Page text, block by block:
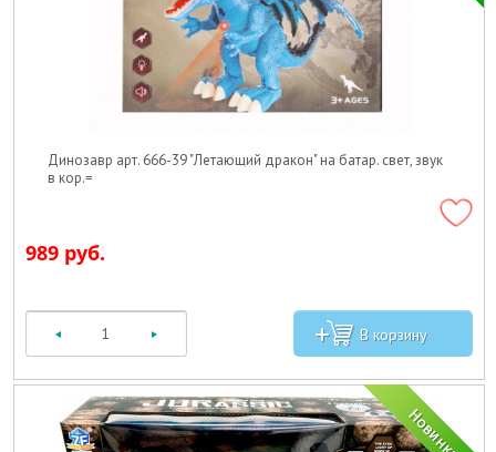
Динозавр арт. 666-39 "Летающий дракон" на батар. свет, звук
в кор.=
989 руб.